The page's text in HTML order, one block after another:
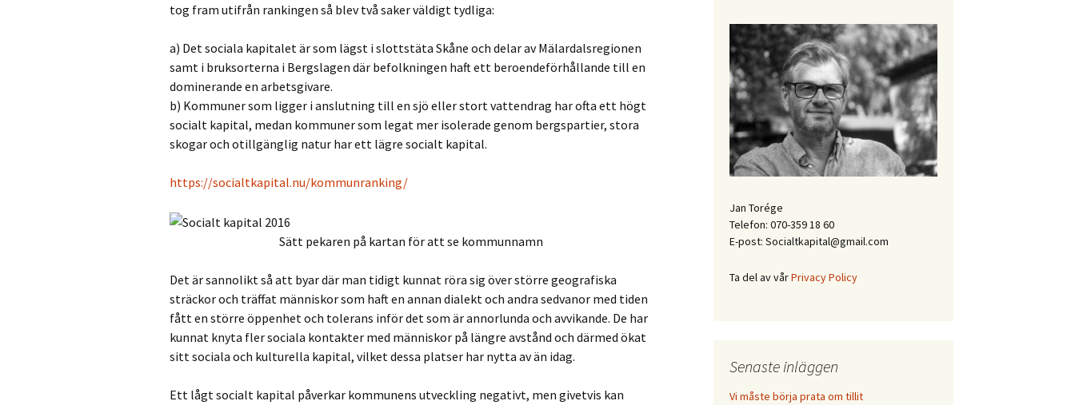
tog fram utifrån rankingen så blev två saker väldigt tydliga:
a) Det sociala kapitalet är som lägst i slottstäta Skåne och delar av Mälardalsregionen
samt i bruksorterna i Bergslagen där befolkningen haft ett beroendeförhållande till en
dominerande en arbetsgivare.
b) Kommuner som ligger i anslutning till en sjö eller stort vattendrag har ofta ett högt
socialt kapital, medan kommuner som legat mer isolerade genom bergspartier, stora
skogar och otillgänglig natur har ett lägre socialt kapital.
https://socialtkapital.nu/kommunranking/
Sätt pekaren på kartan för att se kommunnamn
Det är sannolikt så att byar där man tidigt kunnat röra sig över större geografiska
sträckor och träffat människor som haft en annan dialekt och andra sedvanor med tiden
fått en större öppenhet och tolerans inför det som är annorlunda och avvikande. De har
kunnat knyta fler sociala kontakter med människor på längre avstånd och därmed ökat
sitt sociala och kulturella kapital, vilket dessa platser har nytta av än idag.
Ett lågt socialt kapital påverkar kommunens utveckling negativt, men givetvis kan
Jan Torége
Telefon: 070-359 18 60
E-post: Socialtkapital@gmail.com
Ta del av vårPrivacy Policy
Senaste inläggen
Vi måste börja prata om tillit